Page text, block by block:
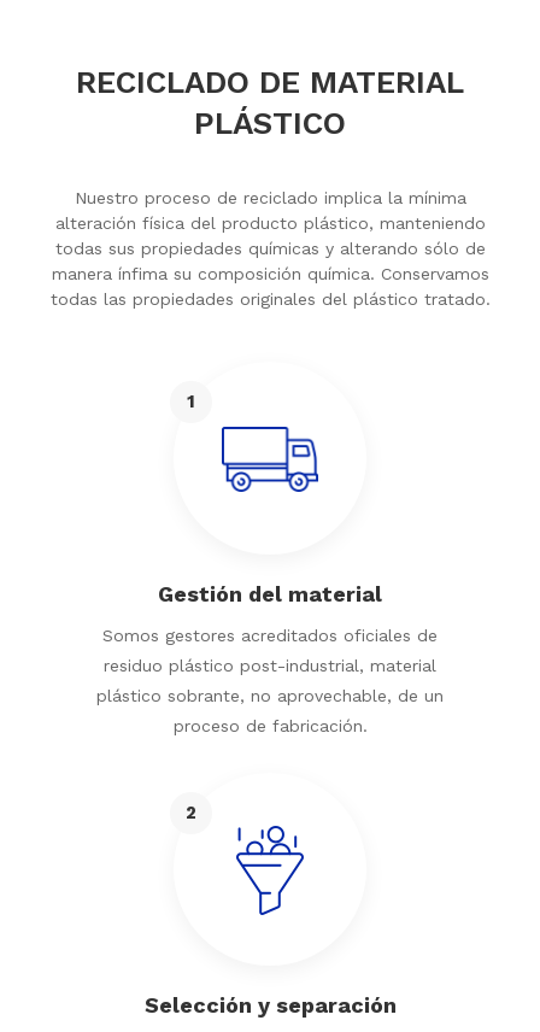
RECICLADO DE MATERIAL
PLÁSTICO
Nuestro proceso de reciclado implica la mínima
alteración física del producto plástico, manteniendo
todas sus propiedades químicas y alterando sólo de
manera ínfima su composición química. Conservamos
todas las propiedades originales del plástico tratado.
1
Gestión del material
Somos gestores acreditados oficiales de
residuo plástico post-industrial, material
plástico sobrante, no aprovechable, de un
proceso de fabricación.
2
Selección y separación